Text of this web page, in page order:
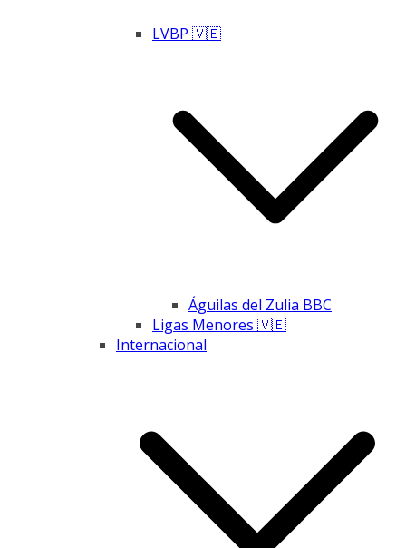
LVBP 🇻🇪
Águilas del Zulia BBC
Ligas Menores 🇻🇪
Internacional